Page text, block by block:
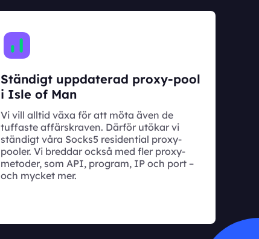
Ständigt uppdaterad proxy-pool
i Isle of Man
Vi vill alltid växa för att möta även de
tuffaste affärskraven. Därför utökar vi
ständigt våra Socks5 residential proxy-
pooler. Vi breddar också med fler proxy-
metoder, som API, program, IP och port –
och mycket mer.